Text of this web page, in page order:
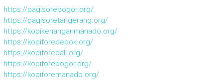
https://pagisorebogor.org/
https://pagisoretangerang.org/
https://kopikenanganmanado.org/
https://kopiforedepok.org/
https://kopiforebali.org/
https://kopiforebogor.org/
https://kopiforemanado.org/